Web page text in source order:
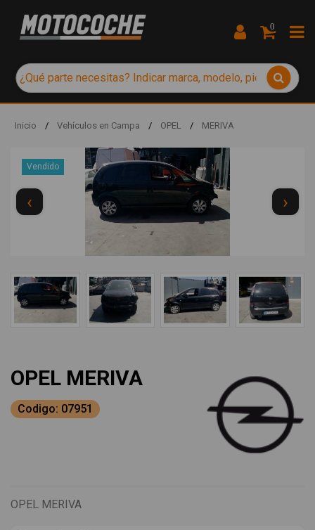
0
Inicio / Vehículos en Campa / OPEL / MERIVA
Vendido
‹ ›
OPEL MERIVA
Codigo: 07951
OPEL MERIVA